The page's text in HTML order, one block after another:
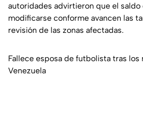
autoridades advirtieron que el
modificarse conforme avancen las
revisión de las zonas afectadas.
Fallece esposa de futbolista tras los
Venezuela